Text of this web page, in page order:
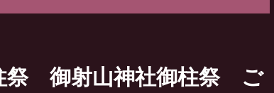
祭 御射山神社御柱祭 ご